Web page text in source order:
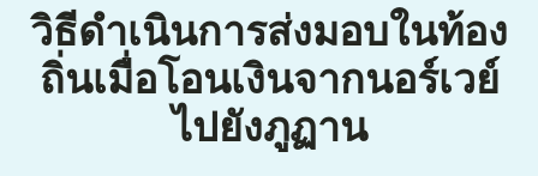
วิธีดำเนินการส่งมอบในท้อง
ถิ่นเมื่อโอนเงินจากนอร์เวย์
ไปยังภูฏาน